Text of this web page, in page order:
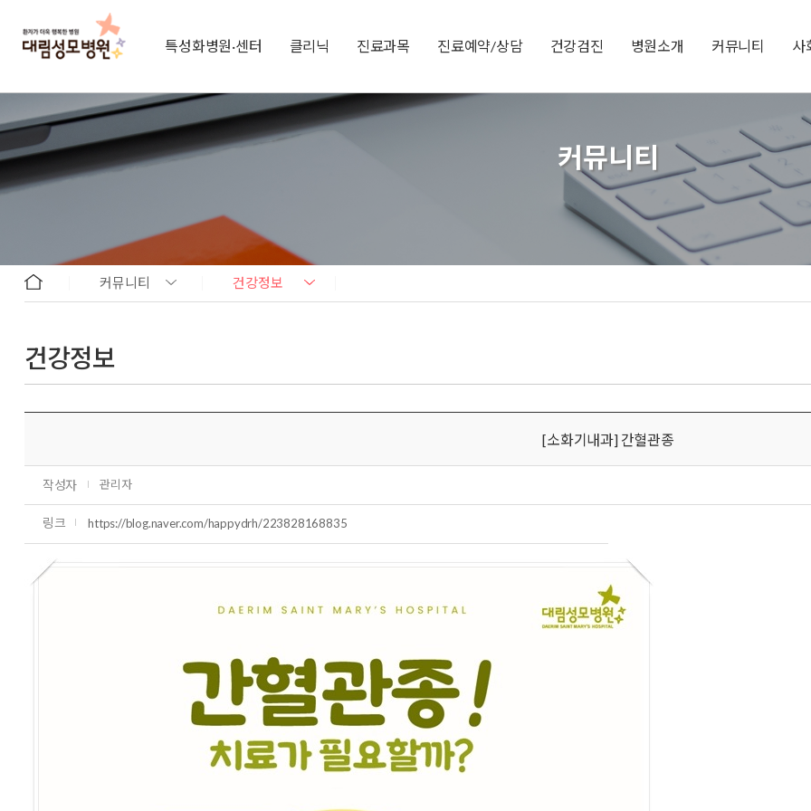
특성화병원·센터 클리닉 진료과목 진료예약/상담 건강검진 병원소개 커뮤니티 사
커뮤니티
커뮤니티 건강정보
건강정보
[소화기내과] 간혈관종
작성자 관리자
링크 https://blog.naver.com/happydrh/223828168835